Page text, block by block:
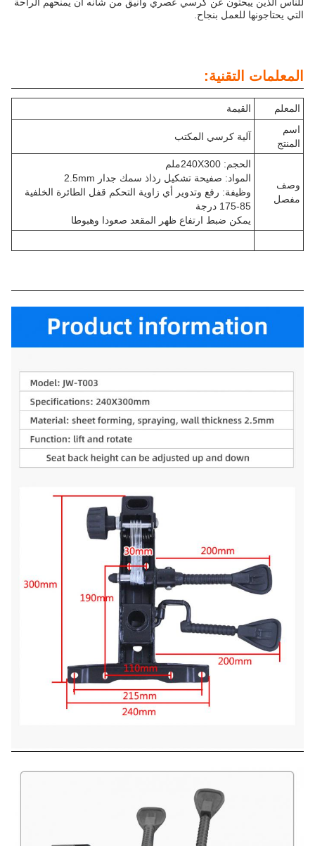
التي يحتاجونها للعمل بنجاح.
المعلمات التقنية:
المعلم
القيمة
اسم
المنتج
آلية كرسي المكتب
وصف
مفصل
الحجم: 240X300ملم
المواد: صفيحة تشكيل رذاذ سمك جدار 2.5mm
وظيفة: رفع وتدوير أي زاوية التحكم قفل الطائرة الخلفية
85-175 درجة
يمكن ضبط ارتفاع ظهر المقعد صعودا وهبوطا